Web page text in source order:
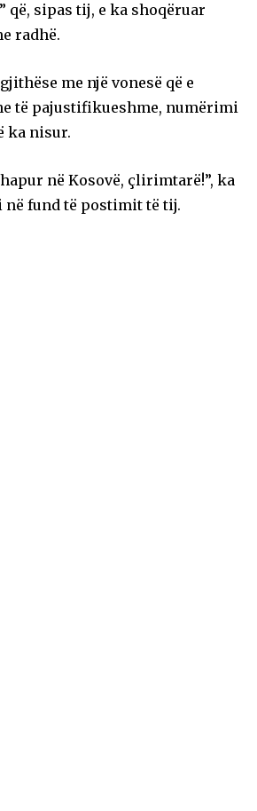
që, sipas tij, e ka shoqëruar
radhë.
me një vonesë që e
të pajustifikueshme, numërimi
ka nisur.
në Kosovë, çlirimtarë!”, ka
fund të postimit të tij.